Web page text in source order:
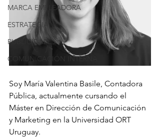
MARCA EMPLEADORA
ESTRATEGIA
PUBLICIDAD
COMUNICACIÓN INTERNA
Soy María Valentina Basile, Contadora
Pública, actualmente cursando el
Máster en Dirección de Comunicación
y Marketing en la Universidad ORT
Uruguay.